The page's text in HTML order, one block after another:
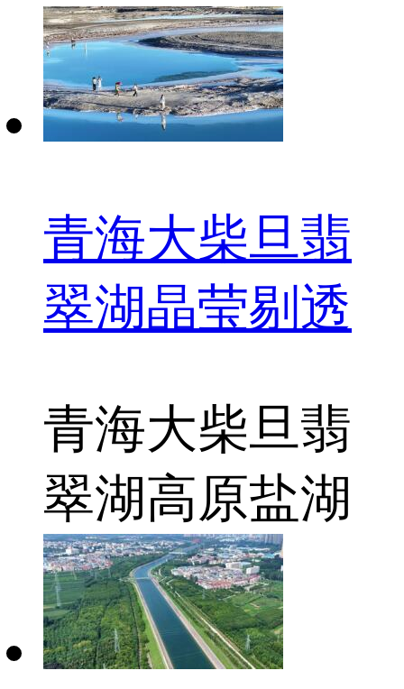
青海大柴旦翡
翠湖晶莹剔透
青海大柴旦翡
翠湖高原盐湖